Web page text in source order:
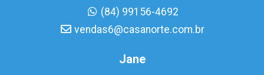
(84) 99156-4692
vendas6@casanorte.com.br
Jane